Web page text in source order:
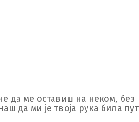
да ме оставиш на неком, без
да ми је твоја рука била пут